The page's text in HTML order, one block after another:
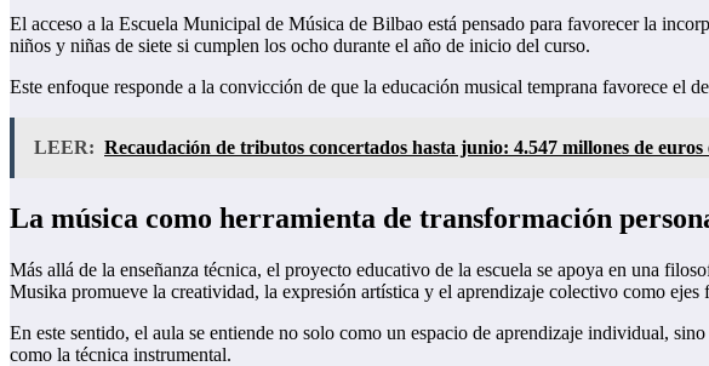
El acceso a la Escuela Municipal de Música de Bilbao está pensado para favorecer la
niños y niñas de siete si cumplen los ocho durante el año de inicio del curso.
Este enfoque responde a la convicción de que la educación musical temprana favorece el
LEER: Recaudación de tributos concertados hasta junio: 4.547 millones de euros
La música como herramienta de transformación
Más allá de la enseñanza técnica, el proyecto educativo de la escuela se apoya en una
Musika promueve la creatividad, la expresión artística y el aprendizaje colectivo como ejes
En este sentido, el aula se entiende no solo como un espacio de aprendizaje individual,
como la técnica instrumental.